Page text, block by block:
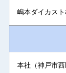
嶋本ダイカス
本社（神戸市